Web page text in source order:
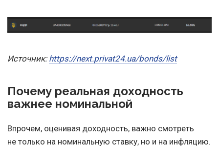
Источник: https://next.privat24.ua/bonds/list
Почему реальная доходность
важнее номинальной
Впрочем, оценивая доходность, важно смотреть
не только на номинальную ставку, но и на инфляцию.